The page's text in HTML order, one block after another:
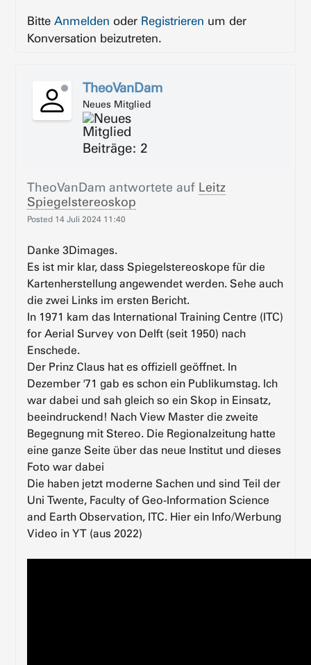
BitteAnmelden oder Registrieren um der
Konversation beizutreten.
TheoVanDam
Neues Mitglied
Beiträge: 2
TheoVanDam antwortete auf Leitz
Spiegelstereoskop
Posted 14 Juli 2024 11:40
Danke 3Dimages.
Es ist mir klar, dass Spiegelstereoskope für die
Kartenherstellung angewendet werden. Sehe auch
die zwei Links im ersten Bericht.
In 1971 kam das International Training Centre (ITC)
for Aerial Survey von Delft (seit 1950) nach
Enschede.
Der Prinz Claus hat es offiziell geöffnet. In
Dezember '71 gab es schon ein Publikumstag. Ich
war dabei und sah gleich so ein Skop in Einsatz,
beeindruckend! Nach View Master die zweite
Begegnung mit Stereo. Die Regionalzeitung hatte
eine ganze Seite über das neue Institut und dieses
Foto war dabei
Die haben jetzt moderne Sachen und sind Teil der
Uni Twente, Faculty of Geo-Information Science
and Earth Observation, ITC. Hier ein Info/Werbung
Video in YT (aus 2022)